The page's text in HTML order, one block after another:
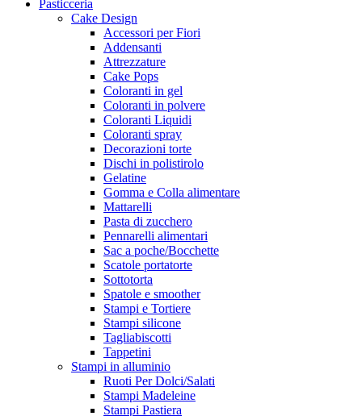
Pasticceria
Cake Design
Accessori per Fiori
Addensanti
Attrezzature
Cake Pops
Coloranti in gel
Coloranti in polvere
Coloranti Liquidi
Coloranti spray
Decorazioni torte
Dischi in polistirolo
Gelatine
Gomma e Colla alimentare
Mattarelli
Pasta di zucchero
Pennarelli alimentari
Sac a poche/Bocchette
Scatole portatorte
Sottotorta
Spatole e smoother
Stampi e Tortiere
Stampi silicone
Tagliabiscotti
Tappetini
Stampi in alluminio
Ruoti Per Dolci/Salati
Stampi Madeleine
Stampi Pastiera